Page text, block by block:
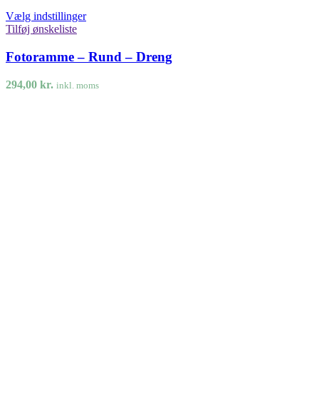
Vælg indstillinger
Tilføj ønskeliste
Fotoramme – Rund – Dreng
294,00 kr. inkl. moms